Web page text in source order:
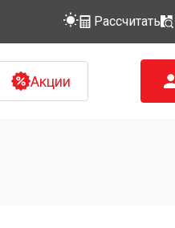
Рассчитать
Акции